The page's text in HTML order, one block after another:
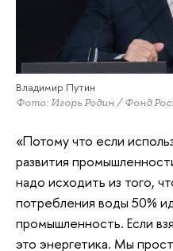
Владимир Путин
Фото: Игорь Родин / Фонд
«Потому что если
развития
надо исходить из того,
потребления воды 50%
промышленность. Если
это энергетика. Мы